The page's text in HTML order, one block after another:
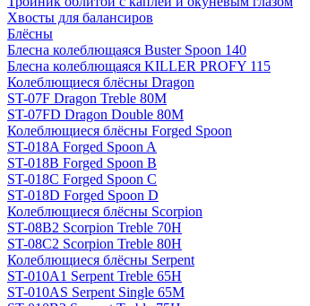
Хвосты для балансиров
Блёсны
Блесна колеблющаяся Buster Spoon 140
Блесна колеблющаяся KILLER PROFY 115
Колеблющиеся блёсны Dragon
ST-07F Dragon Treble 80M
ST-07FD Dragon Double 80M
Колеблющиеся блёсны Forged Spoon
ST-018A Forged Spoon A
ST-018B Forged Spoon B
ST-018C Forged Spoon C
ST-018D Forged Spoon D
Колеблющиеся блёсны Scorpion
ST-08B2 Scorpion Treble 70H
ST-08C2 Scorpion Treble 80H
Колеблющиеся блёсны Serpent
ST-010A1 Serpent Treble 65H
ST-010AS Serpent Single 65M